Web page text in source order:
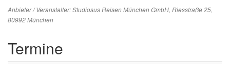
Anbieter / Veranstalter:Studiosus Reisen München GmbH, Riesstraße 25,
80992 München
Termine